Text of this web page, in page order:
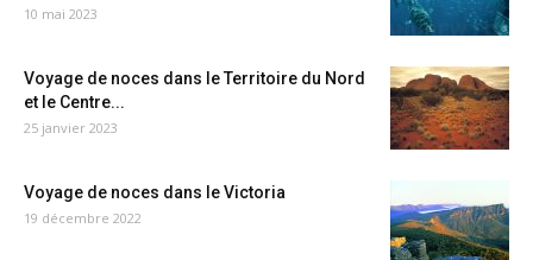
10 mai 2023
Voyage de noces dans le Territoire du Nord
et le Centre...
25 janvier 2023
Voyage de noces dans le Victoria
19 décembre 2022